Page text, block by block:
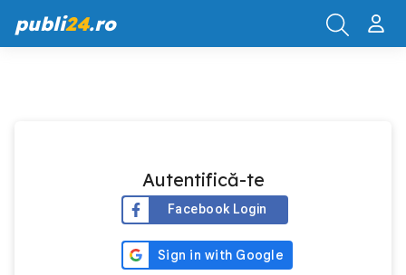
publi24.ro
Autentifică-te
Facebook Login